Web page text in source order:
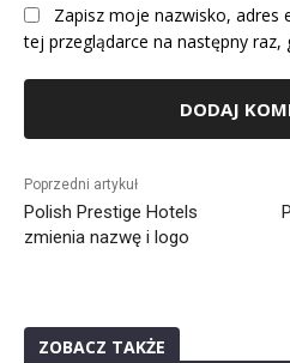
Zapisz moje nazwisko,
tej przeglądarce na następny raz,
Poprzedni artykuł
Polish Prestige Hotels
zmienia nazwę i logo
ZOBACZ TAKŻE